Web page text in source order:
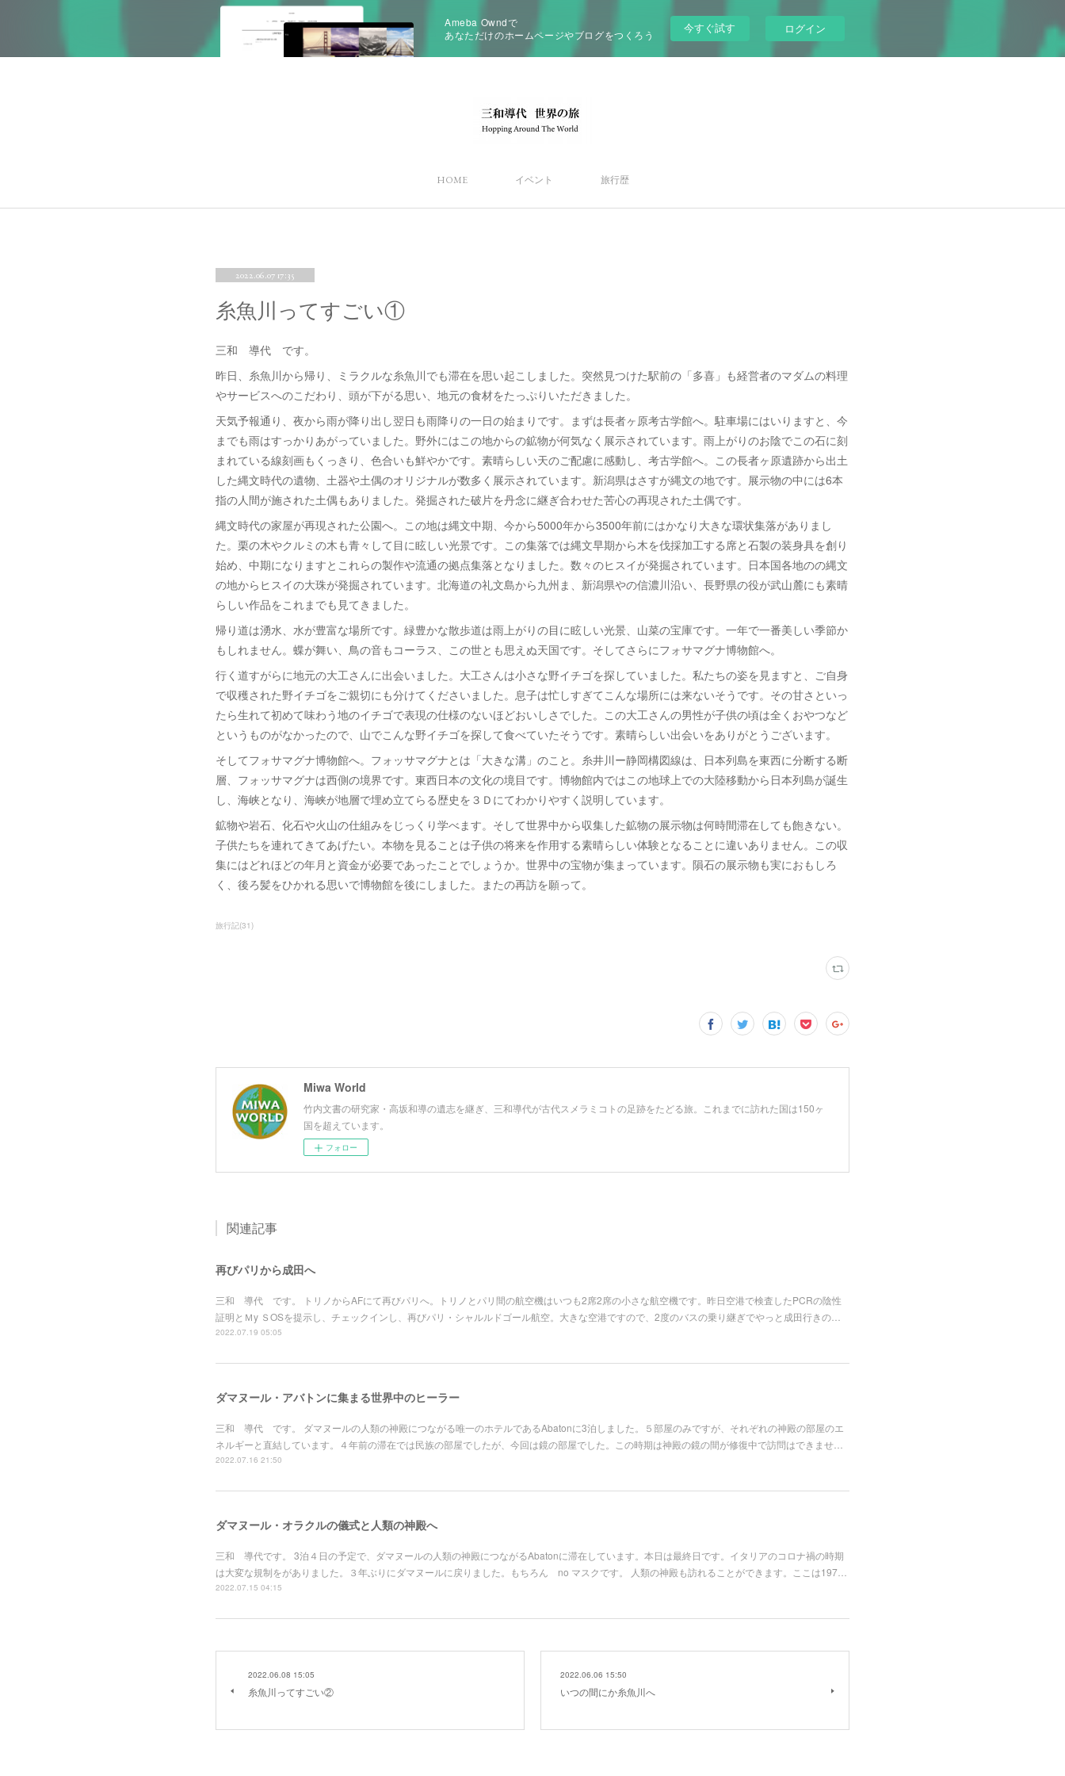
Ameba Owndで
あなただけのホームページやブログをつくろう
今すぐ試す ログイン
HOME イベント 旅行歴
2022.06.07 17:35
糸魚川ってすごい①
三和 導代 です。
昨日、糸魚川から帰り、ミラクルな糸魚川でも滞在を思い起こしました。突然見つけた駅前の「多喜」も経営者のマダムの料理
やサービスへのこだわり、頭が下がる思い、地元の食材をたっぷりいただきました。
天気予報通り、夜から雨が降り出し翌日も雨降りの一日の始まりです。まずは長者ヶ原考古学館へ。駐車場にはいりますと、今
までも雨はすっかりあがっていました。野外にはこの地からの鉱物が何気なく展示されています。雨上がりのお陰でこの石に刻
まれている線刻画もくっきり、色合いも鮮やかです。素晴らしい天のご配慮に感動し、考古学館へ。この長者ヶ原遺跡から出土
した縄文時代の遺物、土器や土偶のオリジナルが数多く展示されています。新潟県はさすが縄文の地です。展示物の中には6本
指の人間が施された土偶もありました。発掘された破片を丹念に継ぎ合わせた苦心の再現された土偶です。
縄文時代の家屋が再現された公園へ。この地は縄文中期、今から5000年から3500年前にはかなり大きな環状集落がありまし
た。栗の木やクルミの木も青々して目に眩しい光景です。この集落では縄文早期から木を伐採加工する席と石製の装身具を創り
始め、中期になりますとこれらの製作や流通の拠点集落となりました。数々のヒスイが発掘されています。日本国各地のの縄文
の地からヒスイの大珠が発掘されています。北海道の礼文島から九州ま、新潟県やの信濃川沿い、長野県の役が武山麓にも素晴
らしい作品をこれまでも見てきました。
帰り道は湧水、水が豊富な場所です。緑豊かな散歩道は雨上がりの目に眩しい光景、山菜の宝庫です。一年で一番美しい季節か
もしれません。蝶が舞い、鳥の音もコーラス、この世とも思えぬ天国です。そしてさらにフォサマグナ博物館へ。
行く道すがらに地元の大工さんに出会いました。大工さんは小さな野イチゴを探していました。私たちの姿を見ますと、ご自身
で収穫された野イチゴをご親切にも分けてくださいました。息子は忙しすぎてこんな場所には来ないそうです。その甘さといっ
たら生れて初めて味わう地のイチゴで表現の仕様のないほどおいしさでした。この大工さんの男性が子供の頃は全くおやつなど
というものがなかったので、山でこんな野イチゴを探して食べていたそうです。素晴らしい出会いをありがとうございます。
そしてフォサマグナ博物館へ。フォッサマグナとは「大きな溝」のこと。糸井川ー静岡構図線は、日本列島を東西に分断する断
層、フォッサマグナは西側の境界です。東西日本の文化の境目です。博物館内ではこの地球上での大陸移動から日本列島が誕生
し、海峡となり、海峡が地層で埋め立てらる歴史を３Ｄにてわかりやすく説明しています。
鉱物や岩石、化石や火山の仕組みをじっくり学べます。そして世界中から収集した鉱物の展示物は何時間滞在しても飽きない。
子供たちを連れてきてあげたい。本物を見ることは子供の将来を作用する素晴らしい体験となることに違いありません。この収
集にはどれほどの年月と資金が必要であったことでしょうか。世界中の宝物が集まっています。隕石の展示物も実におもしろ
く、後ろ髪をひかれる思いで博物館を後にしました。またの再訪を願って。
旅行記(31)
Miwa World
竹内文書の研究家・高坂和導の遺志を継ぎ、三和導代が古代スメラミコトの足跡をたどる旅。これまでに訪れた国は150ヶ
国を超えています。
フォロー
関連記事
再びパリから成田へ
三和 導代 です。 トリノからAFにて再びパリへ。トリノとパリ間の航空機はいつも2席2席の小さな航空機です。昨日空港で検査したPCRの陰性
証明とＭy ＳOSを提示し、チェックインし、再びパリ・シャルルドゴール航空。大きな空港ですので、2度のバスの乗り継ぎでやっと成田行きの…
2022.07.19 05:05
ダマヌール・アバトンに集まる世界中のヒーラー
三和 導代 です。 ダマヌールの人類の神殿につながる唯一のホテルであるAbatonに3泊しました。５部屋のみですが、それぞれの神殿の部屋のエ
ネルギーと直結しています。４年前の滞在では民族の部屋でしたが、今回は鏡の部屋でした。この時期は神殿の鏡の間が修復中で訪問はできませ…
2022.07.16 21:50
ダマヌール・オラクルの儀式と人類の神殿へ
三和 導代です。 3泊４日の予定で、ダマヌールの人類の神殿につながるAbatonに滞在しています。本日は最終日です。イタリアのコロナ禍の時期
は大変な規制をがありました。３年ぶりにダマヌールに戻りました。もちろん no マスクです。 人類の神殿も訪れることができます。ここは197…
2022.07.15 04:15
2022.06.08 15:05
糸魚川ってすごい②
2022.06.06 15:50
いつの間にか糸魚川へ